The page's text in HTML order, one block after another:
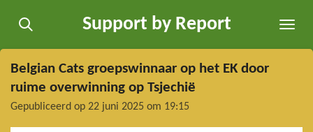
direct
naar
de
hoofdinhoud
Support by Report
Belgian Cats groepswinnaar op het EK door
ruime overwinning op Tsjechië
Gepubliceerd op 22 juni 2025 om 19:15